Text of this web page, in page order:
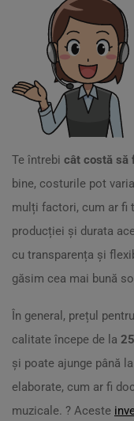
Te întrebi cât costă să
bine, costurile pot
mulți factori, cum ar fi
producției și durata
cu transparența și
găsim cea mai bună
În general, prețul
calitate începe de la
și poate ajunge până la
elaborate, cum ar fi
muzicale. ?️ Aceste